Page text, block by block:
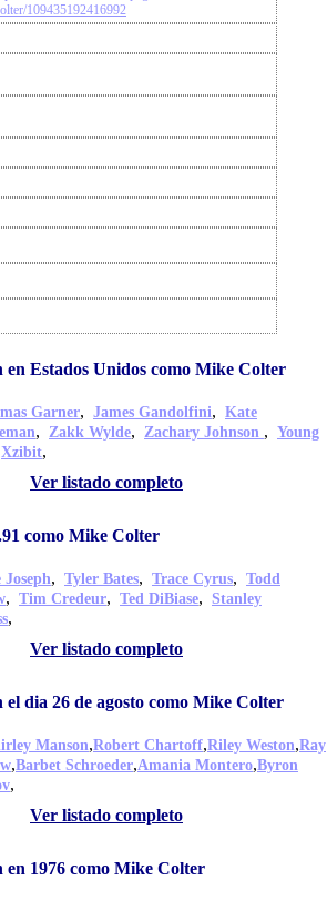
109435192416992
en Estados Unidos como Mike Colter
Garner, James Gandolfini, Kate
, Zakk Wylde, Zachary Johnson , Young
Xzibit,
Ver listado completo
como Mike Colter
Joseph, Tyler Bates, Trace Cyrus, Todd
, Tim Credeur, Ted DiBiase, Stanley
,
Ver listado completo
el dia 26 de agosto como Mike Colter
Manson,Robert Chartoff,Riley Weston,Ray
,Barbet Schroeder,Amania Montero,Byron
,
Ver listado completo
en 1976 como Mike Colter